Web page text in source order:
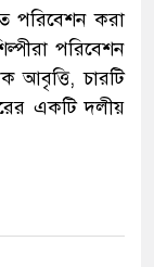
পরিবেশন করা
পরিবেশন
চারটি
একটি দলীয়